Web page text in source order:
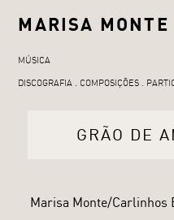
MARISA MONTE
MÚSICA
DISCOGRAFIA
COMPOSIÇÕES
GRÃO DE
Marisa Monte/